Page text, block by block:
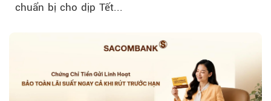
chuẩn bị cho dịp Tết...